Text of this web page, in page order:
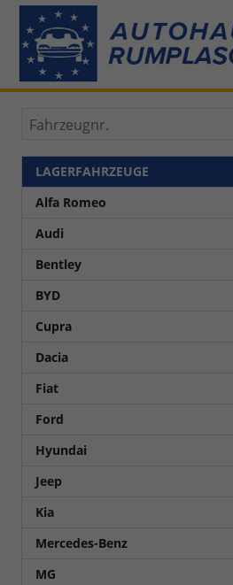
Fahrzeugnr.
LAGERFAHRZEUGE
Alfa Romeo
Audi
Bentley
BYD
Cupra
Dacia
Fiat
Ford
Hyundai
Jeep
Kia
Mercedes-Benz
MG